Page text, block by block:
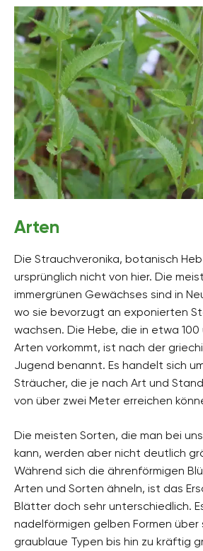
Arten
Die Strauchveronika, botanisch
ursprünglich nicht von hier. Die
immergrünen Gewächses sind in
wo sie bevorzugt an exponierten
wachsen. Die Hebe, die in etwa
Arten vorkommt, ist nach der
Jugend benannt. Es handelt sich
Sträucher, die je nach Art und
von über zwei Meter erreichen
Die meisten Sorten, die man bei
kann, werden aber nicht deutlich
Während sich die ährenförmigen
Arten und Sorten ähneln, ist das
Blätter doch sehr unterschiedlich.
nadelförmigen gelben Formen über
graublaue Typen bis hin zu kräftig